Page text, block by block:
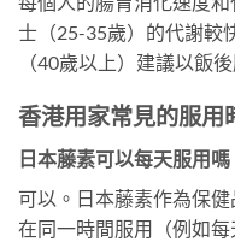
士（25-35歲）的代謝較
（40歲以上）建議以飯
香港用家常見的服用
日本藤素可以每天服用
可以。日本藤素作為保
在同一時間服用（例如